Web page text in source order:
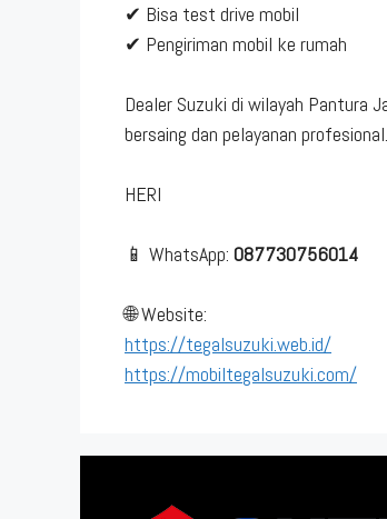
✔ Bisa test drive mobil
✔ Pengiriman mobil ke rumah
Dealer Suzuki di wilayah Pantura
bersaing dan pelayanan profesional.
HERI
📱 WhatsApp: 087730756014
🌐 Website:
https://tegalsuzuki.web.id/
https://mobiltegalsuzuki.com/